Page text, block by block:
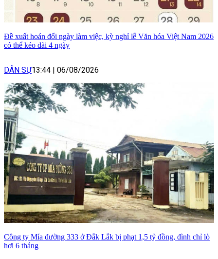
Đề xuất hoán đổi ngày làm việc, kỳ nghỉ lễ Văn hóa Việt Nam 2026
có thể kéo dài 4 ngày
DÂN SỰ13:44 | 06/08/2026
Công ty Mía đường 333 ở Đắk Lắk bị phạt 1,5 tỷ đồng, đình chỉ lò
hơi 6 tháng